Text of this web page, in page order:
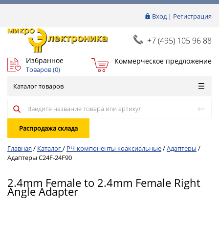
Вход| Регистрация
+7 (495) 105 96 88
Избранное
Товаров (0)
Коммерческое предложение
Каталог товаров
Распродажа склада
Главная / Каталог/ РЧ-компоненты коаксиальные/Адаптеры /
Адаптеры C24F-24F90
2.4mm Female to 2.4mm Female Right
Angle Adapter